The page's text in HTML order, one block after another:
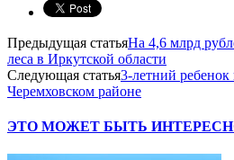
Предыдущая статьяНа 4,6 млрд
леса в Иркутской области
Следующая статья3-летний
Черемховском районе
ЭТО МОЖЕТ БЫТЬ